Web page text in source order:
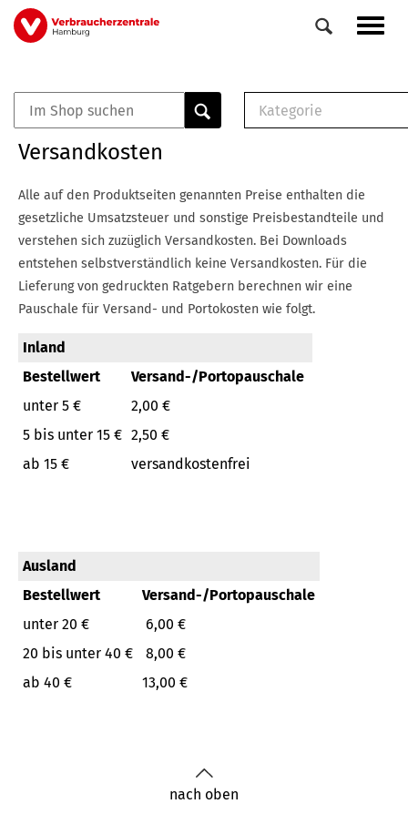
Direkt
zum
Veranstaltungen
0
Kategorie
E-Broschüre
Checklisten (PDF)
Broschüre
Buch
Versandkosten
Alle auf den Produktseiten genannten Preise enthalten die
gesetzliche Umsatzsteuer und sonstige Preisbestandteile und
verstehen sich zuzüglich Versandkosten. Bei Downloads
entstehen selbstverständlich keine Versandkosten. Für die
Lieferung von gedruckten Ratgebern berechnen wir eine
Pauschale für Versand- und Portokosten wie folgt.
Inland
Bestellwert
Versand-/Portopauschale
unter 5 €
2,00 €
5 bis unter 15 € 2,50 €
ab 15 €
versandkostenfrei
Ausland
Bestellwert
Versand-/Portopauschale
unter 20 €
6,00 €
20 bis unter 40 €
8,00 €
ab 40 €
13,00 €
nach oben